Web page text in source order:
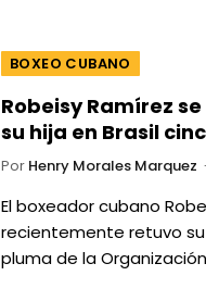
BOXEO CUBANO
Robeisy Ramírez
su hija en Brasil
Por Henry Morales Marquez
El boxeador cubano
recientemente retuvo
pluma de la